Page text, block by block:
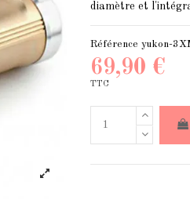
diamètre et
Référence yukon-
69,90 €
TTC